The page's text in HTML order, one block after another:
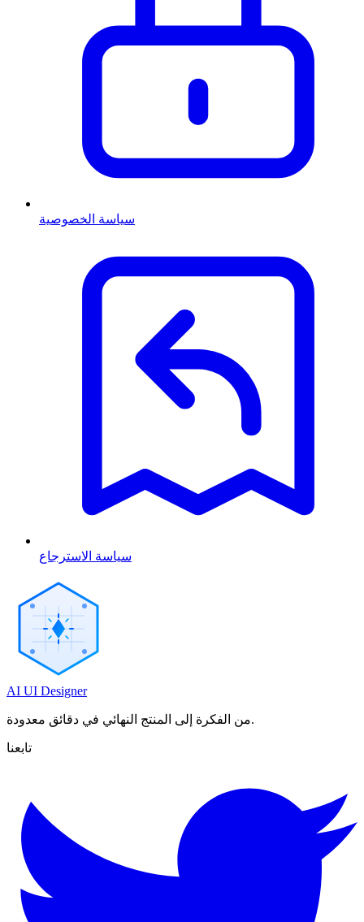
سياسة الخصوصية
سياسة الاسترجاع
AI UI Designer
من الفكرة إلى المنتج النهائي في دقائق معدودة.
تابعنا